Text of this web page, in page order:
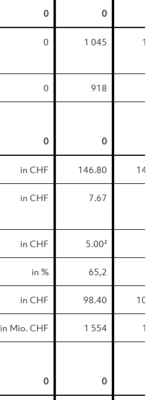
0 0
0 1 045 1
0 918
0 0
in CHF 146.80
in CHF 7.67
in CHF 5.00²
in % 65,2
in CHF 98.40
in Mio. CHF 1 554 1
0 0